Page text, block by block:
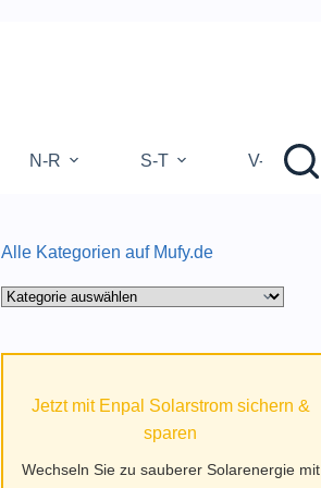
N-R S-T V-Z
Alle Kategorien auf Mufy.de
Alle
Jetzt mit Enpal Solarstrom sichern &
sparen
Wechseln Sie zu sauberer Solarenergie mit